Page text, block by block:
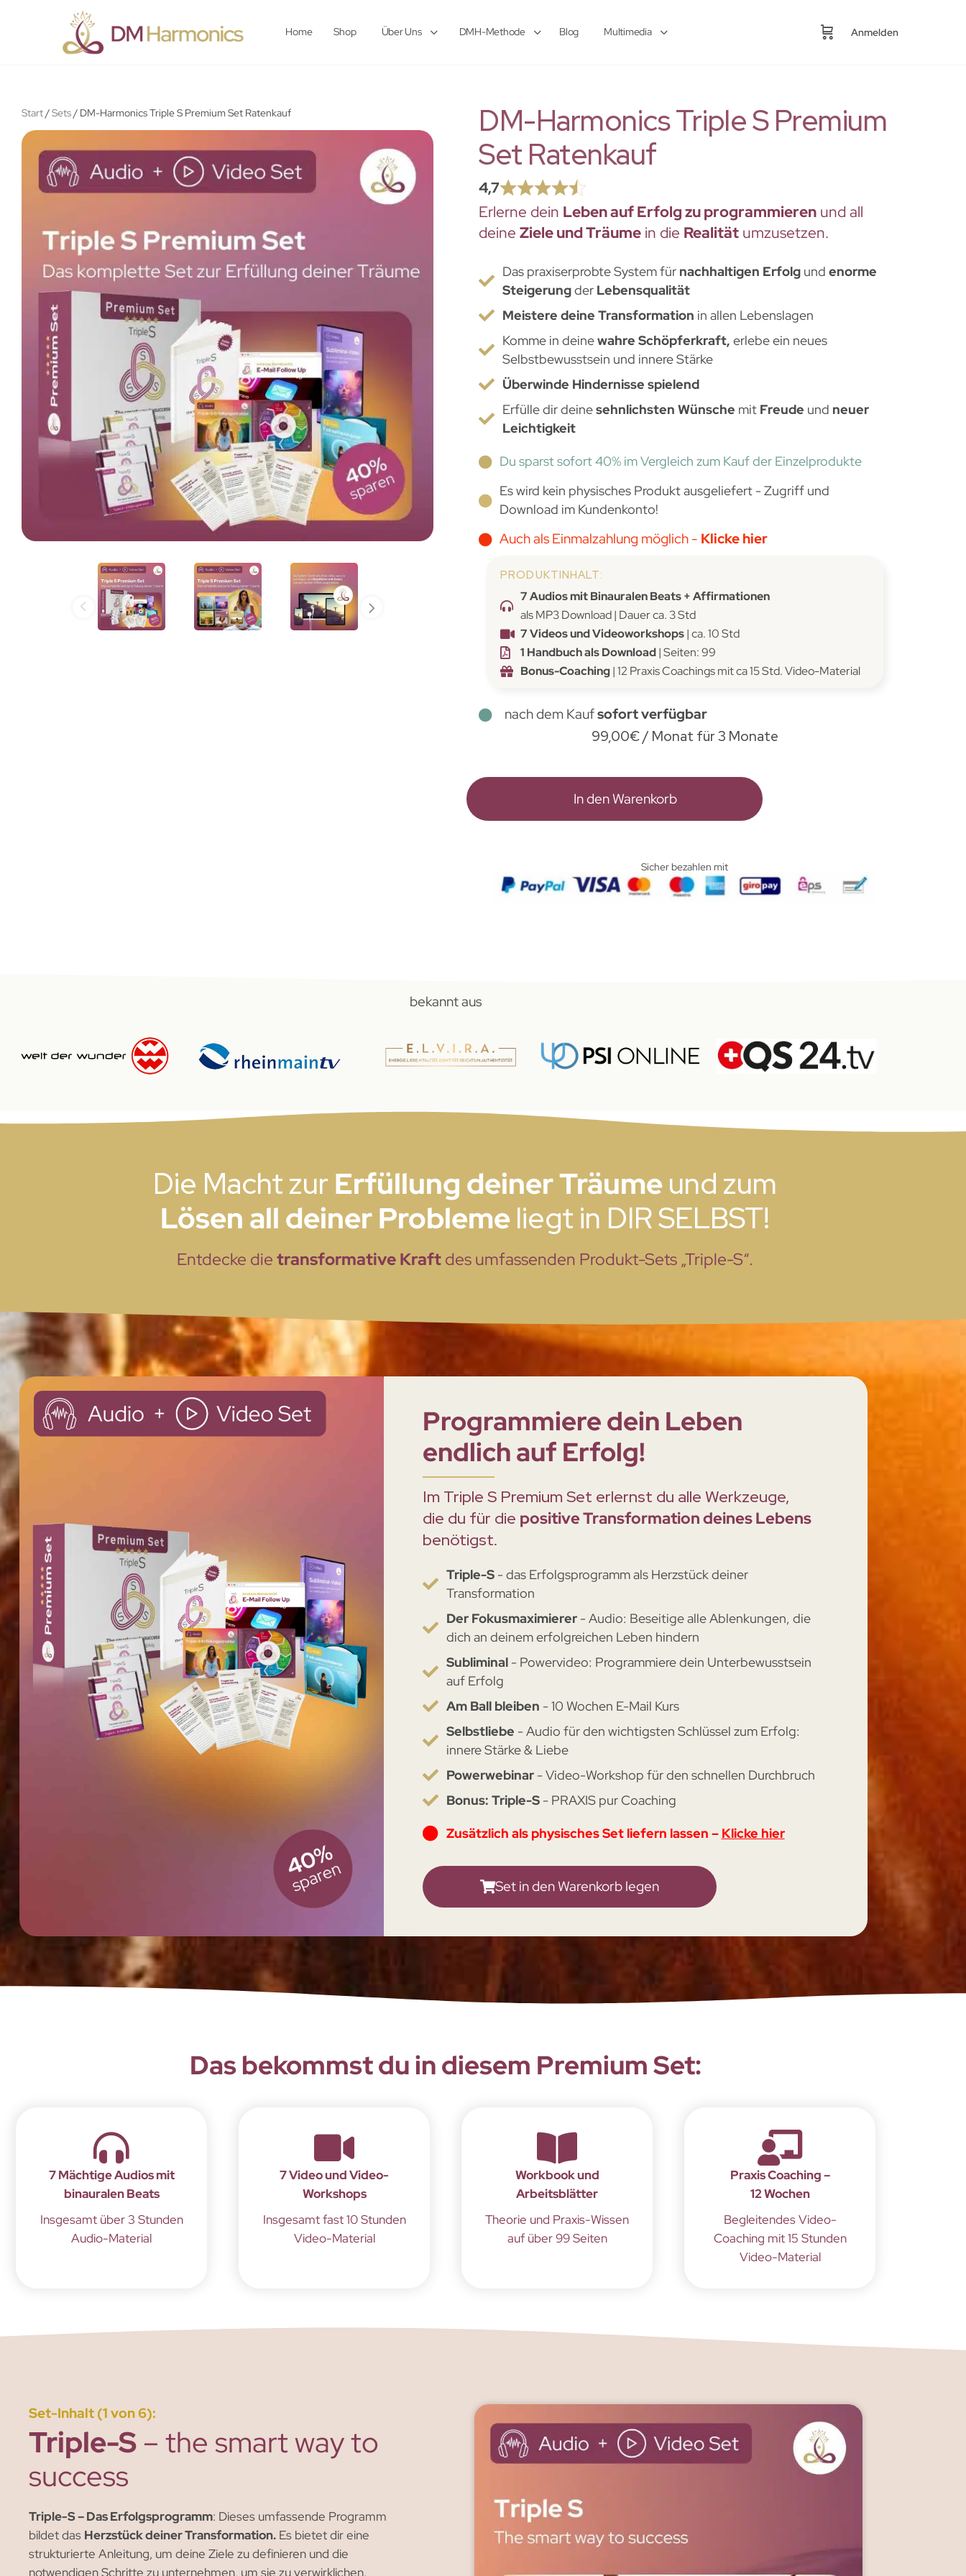
Home Shop Über Uns DMH-Methode Blog Multimedia Anmelden
Start/Sets/ DM-Harmonics Triple S Premium Set Ratenkauf
DM-Harmonics Triple S Premium
Set Ratenkauf
4,7
Erlerne dein Leben auf Erfolg zu programmieren und all
deineZiele und Träume in die Realität umzusetzen.
Das praxiserprobte System für nachhaltigen Erfolgund enorme
Steigerungder Lebensqualität
Meistere deine Transformation in allen Lebenslagen
Komme in deinewahre Schöpferkraft, erlebe ein neues
Selbstbewusstsein und innere Stärke
Überwinde Hindernisse spielend
Erfülle dir deinesehnlichsten Wünsche mit Freude und neuer
Leichtigkeit
Du sparst sofort 40% im Vergleich zum Kauf der Einzelprodukte
Es wird kein physisches Produkt ausgeliefert - Zugriff und
Download im Kundenkonto!
Auch als Einmalzahlung möglich - Klicke hier
PRODUKTINHALT:
7 Audios mit Binauralen Beats + Affirmationen
als MP3 Download | Dauer ca. 3 Std
7 Videos und Videoworkshops| ca. 10 Std
1 Handbuch als Download| Seiten: 99
Bonus-Coaching| 12 Praxis Coachings mit ca 15 Std. Video-Material
nach dem Kaufsofort verfügbar
99,00€/ Monat für 3 Monate
In den Warenkorb
Sicher bezahlen mit
bekannt aus
Die Macht zur Erfüllung deiner Träumeund zum
Lösen all deiner Problemeliegt in DIR SELBST!
Entdecke die transformative Kraftdes umfassenden Produkt-Sets „Triple-S“.
Programmiere dein Leben
endlich auf Erfolg!
Im Triple S Premium Set erlernst du alle Werkzeuge,
die du für die positive Transformation deines Lebens
benötigst.
Triple-S- das Erfolgsprogramm als Herzstück deiner
Transformation
Der Fokusmaximierer- Audio: Beseitige alle Ablenkungen, die
dich an deinem erfolgreichen Leben hindern
Subliminal- Powervideo: Programmiere dein Unterbewusstsein
auf Erfolg
Am Ball bleiben - 10 Wochen E-Mail Kurs
Selbstliebe - Audio für den wichtigsten Schlüssel zum Erfolg:
innere Stärke & Liebe
Powerwebinar- Video-Workshop für den schnellen Durchbruch
Bonus: Triple-S- PRAXIS pur Coaching
Zusätzlich als physisches Set liefern lassen – Klicke hier
Set in den Warenkorb legen
Das bekommst du in diesem Premium Set:
7 Mächtige Audios mit
binauralen Beats
Insgesamt über 3 Stunden
Audio-Material
7 Video und Video-
Workshops
Insgesamt fast 10 Stunden
Video-Material
Workbook und
Arbeitsblätter
Theorie und Praxis-Wissen
auf über 99 Seiten
Praxis Coaching –
12 Wochen
Begleitendes Video-
Coaching mit 15 Stunden
Video-Material
Set-Inhalt (1 von 6):
Triple-S – the smart way to
success
Triple-S – Das Erfolgsprogramm: Dieses umfassende Programm
bildet das Herzstück deiner Transformation. Es bietet dir eine
strukturierte Anleitung, um deine Ziele zu definieren und die
notwendigen Schritte zu unternehmen, um sie zu verwirklichen.